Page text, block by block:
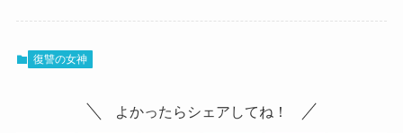
復讐の女神
よかったらシェアしてね！